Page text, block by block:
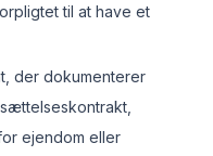
til at have et
der dokumenterer
ejendom eller